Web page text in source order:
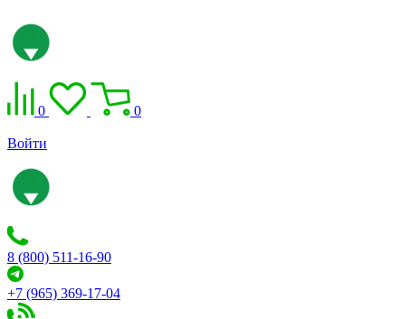
0 0
Войти
8 (800) 511-16-90
+7 (965) 369-17-04